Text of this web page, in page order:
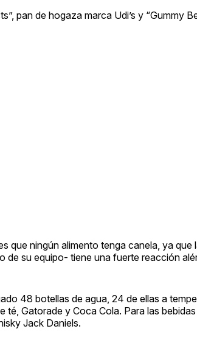
pan de hogaza marca Udi’s y “Gummy
que ningún alimento tenga canela, ya que
de su equipo- tiene una fuerte reacción
48 botellas de agua, 24 de ellas a
té, Gatorade y Coca Cola. Para las
Jack Daniels.